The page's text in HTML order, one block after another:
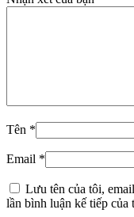
Tên *
Email *
Lưu tên của tôi,
lần bình luận kế tiếp của